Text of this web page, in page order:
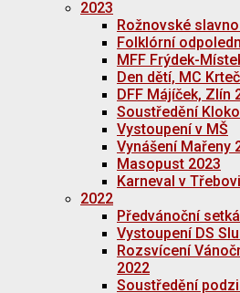
2023
Rožnovské
Folklórní
MFF Frýdek-
Den dětí, MC
DFF Májíček, Zlín
Soustředění
Vystoupení v MŠ
Vynášení Mařeny
Masopust 2023
Karneval v
2022
Předvánoční
Vystoupení DS
Rozsvícení
2022
Soustředění